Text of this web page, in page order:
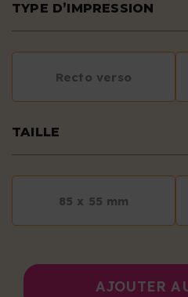
TYPE D’IMPRESSION
Recto verso
TAILLE
85 x 55 mm
AJOUTER